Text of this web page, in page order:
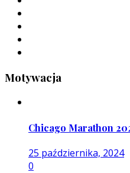
Motywacja
Chicago Marathon
25 października, 2024
0